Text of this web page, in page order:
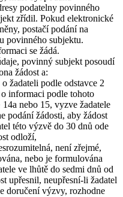
podatelny povinného
zřídil. Pokud elektronické
postačí podání na
povinného subjektu.
se žádá.
povinný subjekt posoudí
žádost a:
žadateli podle odstavce 2
informaci podle tohoto
nebo 15, vyzve žadatele
podání žádosti, aby žádost
této výzvě do 30 dnů ode
odloží,
není zřejmé,
nebo je formulována
ve lhůtě do sedmi dnů od
upřesnil, neupřesní-li žadatel
doručení výzvy, rozhodne